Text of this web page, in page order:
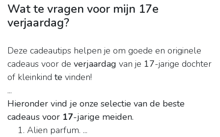
Wat te vragen voor mijn 17e
verjaardag?
Deze cadeautips helpen je om goede en originele
cadeaus voor de verjaardag van je 17-jarige dochter
of kleinkind te vinden!
...
Hieronder vind je onze selectie van de beste
cadeaus voor 17-jarige meiden.
Alien parfum. ...